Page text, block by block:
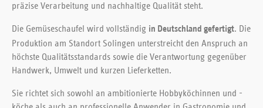
präzise Verarbeitung und nachhaltige Qualität steht.
Die Gemüseschaufel wird vollständig in Deutschland gefertigt. Die
Produktion am Standort Solingen unterstreicht den Anspruch an
höchste Qualitätsstandards sowie die Verantwortung gegenüber
Handwerk, Umwelt und kurzen Lieferketten.
Sie richtet sich sowohl an ambitionierte Hobbyköchinnen und -